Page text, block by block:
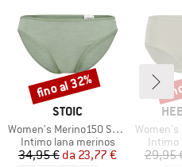
MARCHIO
STOIC
Articolo
Women's Merino150 SadjemSt. Brief
Gruppo di prodotti
Intimo lana merinos
Prezzo
34,95 € Prezzo ridotto
da 23,77 €
Sconto
fino al 32%
Articolo
Women's
Intimo
29,95